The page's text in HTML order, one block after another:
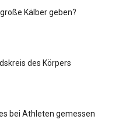
Kälber geben?
des Körpers
bei Athleten gemessen